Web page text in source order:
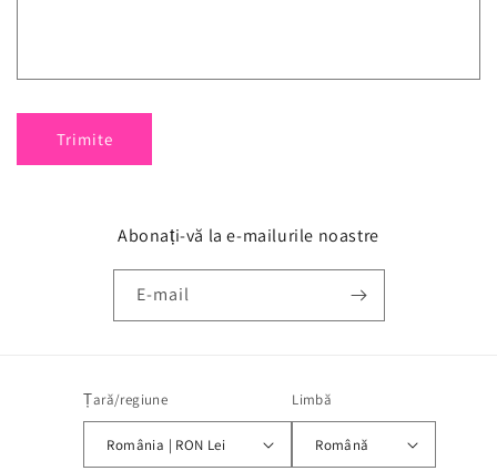
Trimite
Abonați-vă la e-mailurile noastre
E-mail
Țară/regiune
România | RON Lei
Limbă
Română